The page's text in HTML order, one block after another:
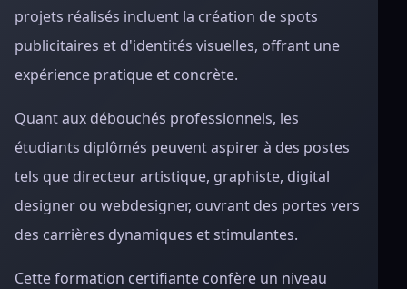
projets réalisés incluent la création de spots
publicitaires et d'identités visuelles, offrant une
expérience pratique et concrète.
Quant aux débouchés professionnels, les
étudiants diplômés peuvent aspirer à des postes
tels que directeur artistique, graphiste, digital
designer ou webdesigner, ouvrant des portes vers
des carrières dynamiques et stimulantes.
Cette formation certifiante confère un niveau